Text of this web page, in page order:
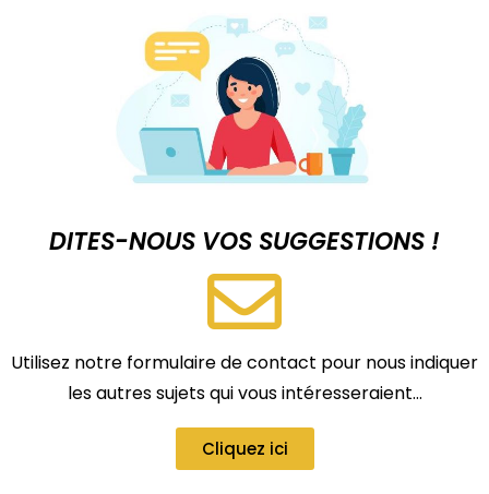
DITES-NOUS VOS SUGGESTIONS !
Utilisez notre formulaire de contact pour nous indiquer
les autres sujets qui vous intéresseraient…
Cliquez ici